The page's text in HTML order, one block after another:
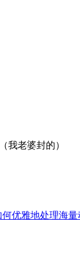
（我老婆封的）
何优雅地处理海量